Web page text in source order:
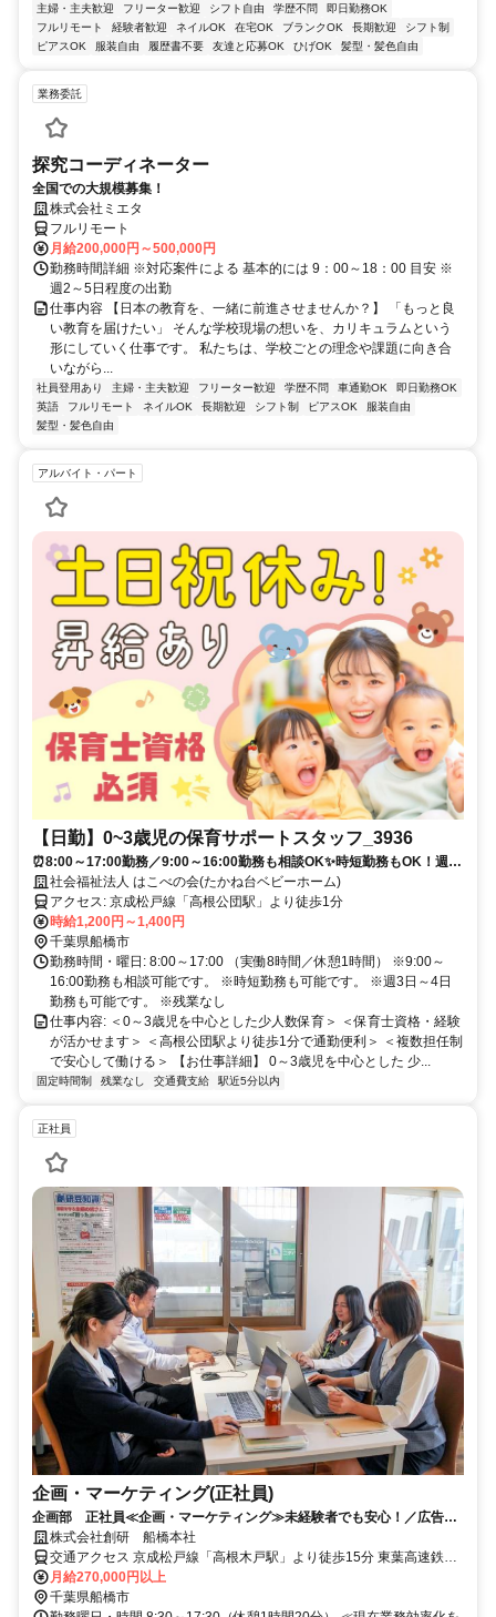
主婦・主夫歓迎 フリーター歓迎 シフト自由 学歴不問
即日勤務OK
フルリモート
経験者歓迎 ネイルOK 在宅OK ブランクOK 長期歓迎
シフト制
ピアスOK
服装自由 履歴書不要 友達と応募OK ひげOK 髪型・髪色自由
業務委託
探究コーディネーター
全国での大規模募集！
株式会社ミエタ
フルリモート
月給200,000円～500,000円
勤務時間詳細 ※対応案件による 基本的には 9：00～18：00 目安 ※
週2～5日程度の出勤
仕事内容 【日本の教育を、一緒に前進させませんか？】 「もっと良
い教育を届けたい」 そんな学校現場の想いを、カリキュラムという
形にしていく仕事です。 私たちは、学校ごとの理念や課題に向き合
いながら...
社員登用あり 主婦・主夫歓迎 フリーター歓迎 学歴不問 車通勤OK
即日勤務OK
英語
フルリモート ネイルOK 長期歓迎 シフト制 ピアスOK
服装自由
髪型・髪色自由
アルバイト・パート
【日勤】0~3歳児の保育サポートスタッフ_3936
⏰8:00～17:00勤務／9:00～16:00勤務も相談OK✨時短勤務もOK！週3
～4日勤務も可能◎保育士経験者歓迎✅少人数クラスで子ども一人ひとり
と向き合える⭐正社員登用あり❗
社会福祉法人 はこべの会(たかね台ベビーホーム)
アクセス: 京成松戸線「高根公団駅」より徒歩1分
時給1,200円～1,400円
千葉県船橋市
勤務時間・曜日: 8:00～17:00 （実働8時間／休憩1時間） ※9:00～
16:00勤務も相談可能です。 ※時短勤務も可能です。 ※週3日～4日
勤務も可能です。 ※残業なし
仕事内容: ＜0～3歳児を中心とした少人数保育＞ ＜保育士資格・経験
が活かせます＞ ＜高根公団駅より徒歩1分で通勤便利＞ ＜複数担任制
で安心して働ける＞ 【お仕事詳細】 0～3歳児を中心とした 少...
固定時間制 残業なし 交通費支給 駅近5分以内
正社員
企画・マーケティング(正社員)
企画部 正社員≪企画・マーケティング≫未経験者でも安心！／広告宣
伝の仕事に興味をお持ちの方歓迎！
株式会社創研 船橋本社
交通アクセス 京成松戸線「高根木戸駅」より徒歩15分 東葉高速鉄道
「飯山満」駅より徒歩17分
月給270,000円以上
千葉県船橋市